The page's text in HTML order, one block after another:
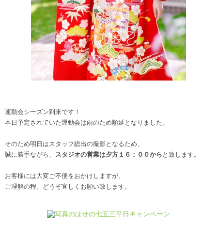
運動会シーズン到来です！
本日予定されていた運動会は雨のため順延となりました。
そのため明日はスタッフ総出の撮影となるため、
誠に勝手ながら、 スタジオの営業は夕方１６：００から と致します。
お客様には大変ご不便をおかけしますが、
ご理解の程、どうぞ宜しくお願い致します。